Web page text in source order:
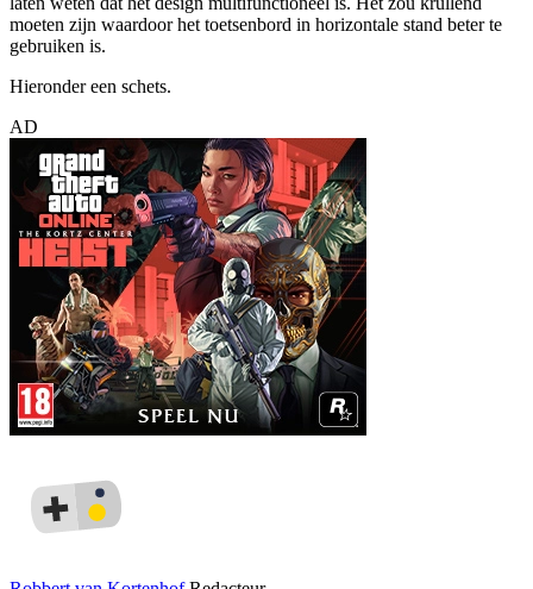
moeten zijn waardoor het toetsenbord in horizontale stand beter te
gebruiken is.
Hieronder een schets.
AD